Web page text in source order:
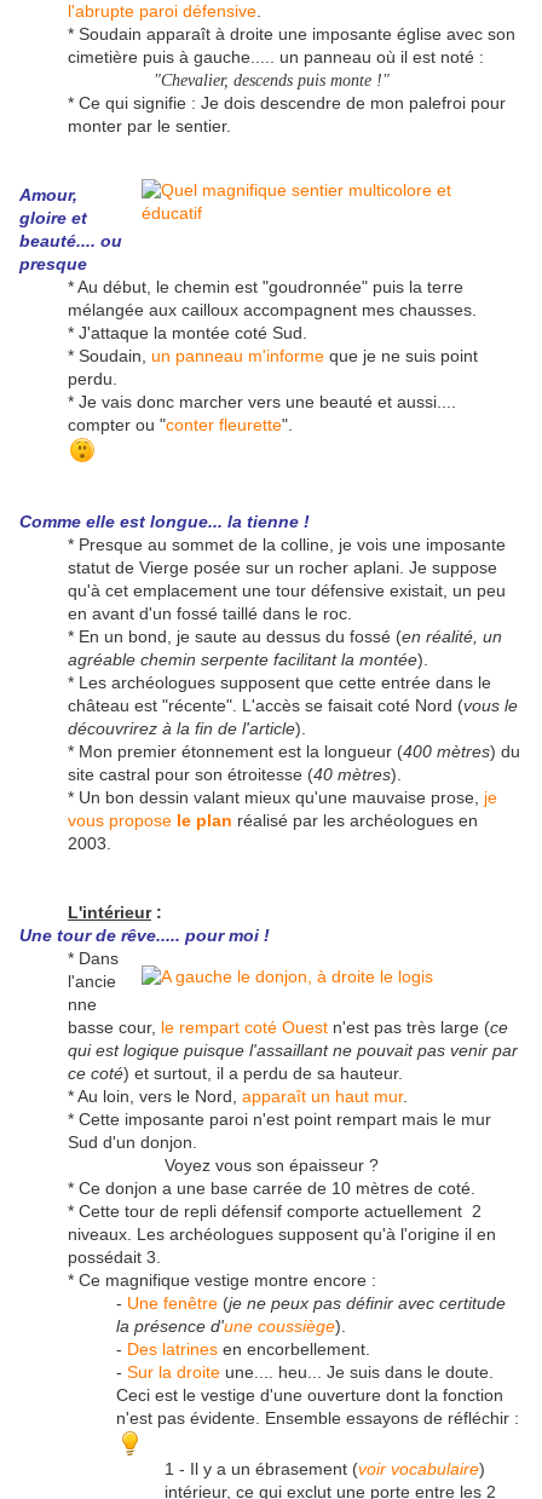
l'abrupte paroi défensive
* Soudain apparaît à droite une imposante église avec son
cimetière puis à gauche..... un panneau où il est noté :
"Chevalier, descends puis monte !"
* Ce qui signifie : Je dois descendre de mon palefroi pour
monter par le sentier.
Amour,
gloire et
beauté.... ou
presque
* Au début, le chemin est "goudronnée" puis la terre
mélangée aux cailloux accompagnent mes chausses.
* J'attaque la montée coté Sud.
* Soudain, un panneau m'informe que je ne suis point
perdu.
* Je vais donc marcher vers une beauté et aussi....
compter ou "conter fleurette".
Comme elle est longue... la tienne !
* Presque au sommet de la colline, je vois une imposante
statut de Vierge posée sur un rocher aplani. Je suppose
qu'à cet emplacement une tour défensive existait, un peu
en avant d'un fossé taillé dans le roc.
* En un bond, je saute au dessus du fossé (en réalité, un
agréable chemin serpente facilitant la montée).
* Les archéologues supposent que cette entrée dans le
château est "récente". L'accès se faisait coté Nord (vous le
découvrirez à la fin de l'article).
* Mon premier étonnement est la longueur (400 mètres) du
site castral pour son étroitesse (40 mètres).
* Un bon dessin valant mieux qu'une mauvaise prose, je
vous propose le plan réalisé par les archéologues en
2003.
L'intérieur:
Une tour de rêve..... pour moi !
* Dans
l'ancie
nne
basse cour, le rempart coté Ouest n'est pas très large (ce
qui est logique puisque l'assaillant ne pouvait pas venir par
ce coté) et surtout, il a perdu de sa hauteur.
* Au loin, vers le Nord, apparaît un haut mur.
* Cette imposante paroi n'est point rempart mais le mur
Sud d'un donjon.
Voyez vous son épaisseur ?
* Ce donjon a une base carrée de 10 mètres de coté.
* Cette tour de repli défensif comporte actuellement 2
niveaux. Les archéologues supposent qu'à l'origine il en
possédait 3.
* Ce magnifique vestige montre encore :
- Une fenêtre (je ne peux pas définir avec certitude
la présence d'une coussiège).
- Des latrines en encorbellement.
- Sur la droite une.... heu... Je suis dans le doute.
Ceci est le vestige d'une ouverture dont la fonction
n'est pas évidente. Ensemble essayons de réfléchir :
1 - Il y a un ébrasement (voir vocabulaire)
intérieur, ce qui exclut une porte entre les 2